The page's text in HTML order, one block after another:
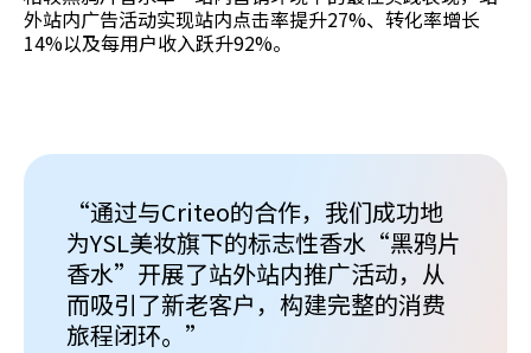
外站内广告活动实现站内点击率提升27%、转化率增长
14%以及每用户收入跃升92%。
“通过与Criteo的合作，我们成功地
为YSL美妆旗下的标志性香水“黑鸦片
香水”开展了站外站内推广活动，从
而吸引了新老客户，构建完整的消费
旅程闭环。”